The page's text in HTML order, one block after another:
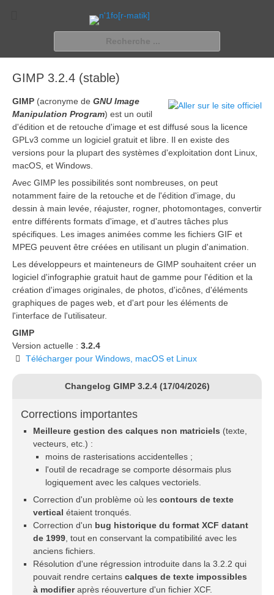
n'1fo[r-matik]
Pour les nymphos d'infos en info…
GIMP 3.2.4 (stable)
GIMP (acronyme de GNUImage
Manipulation Program) est un outil
d'édition et de retouche d'image et est diffusé sous la licence
GPLv3 comme un logiciel gratuit et libre. Il en existe des
versions pour la plupart des systèmes d'exploitation dont Linux,
macOS, et Windows.
Avec GIMP les possibilités sont nombreuses, on peut
notamment faire de la retouche et de l'édition d'image, du
dessin à main levée, réajuster, rogner, photomontages, convertir
entre différents formats d'image, et d'autres tâches plus
spécifiques. Les images animées comme les fichiers GIF et
MPEG peuvent être créées en utilisant un plugin d'animation.
Les développeurs et mainteneurs de GIMP souhaitent créer un
logiciel d'infographie gratuit haut de gamme pour l'édition et la
création d'images originales, de photos, d'icônes, d'éléments
graphiques de pages web, et d'art pour les éléments de
l'interface de l'utilisateur.
GIMP
Version actuelle : 3.2.4
Télécharger pour Windows, macOS et Linux
Changelog GIMP 3.2.4 (17/04/2026)
Corrections importantes
Meilleure gestion des calques non matriciels (texte,
vecteurs, etc.) :
moins de rasterisations accidentelles ;
l'outil de recadrage se comporte désormais plus
logiquement avec les calques vectoriels.
Correction d'un problème où les contours de texte
vertical étaient tronqués.
Correction d'un bug historique du format XCF datant
de 1999 , tout en conservant la compatibilité avec les
anciens fichiers.
Résolution d'une régression introduite dans la 3.2.2 qui
pouvait rendre certains calques de texte impossibles
à modifieraprès réouverture d'un fichier XCF.